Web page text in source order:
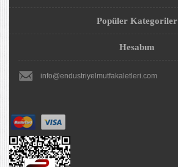
Popüler Kategoriler
Hesabım
info@endustriyelmutfakaletleri.com